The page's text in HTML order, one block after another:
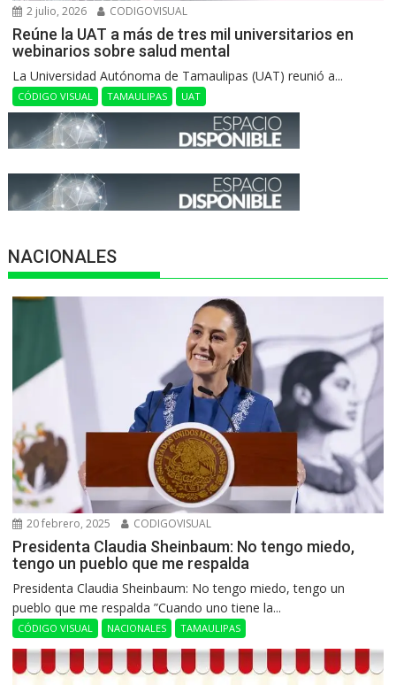
2 julio, 2026 CODIGOVISUAL
Reúne la UAT a más de tres mil universitarios en
webinarios sobre salud mental
La Universidad Autónoma de Tamaulipas (UAT) reunió a...
CÓDIGO VISUAL TAMAULIPAS UAT
NACIONALES
20 febrero, 2025 CODIGOVISUAL
Presidenta Claudia Sheinbaum: No tengo miedo,
tengo un pueblo que me respalda
Presidenta Claudia Sheinbaum: No tengo miedo, tengo un
pueblo que me respalda ”Cuando uno tiene la...
CÓDIGO VISUAL NACIONALES TAMAULIPAS